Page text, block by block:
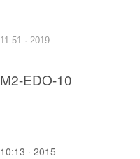
11:51 · 2019
M2-EDO-10
10:13 · 2015